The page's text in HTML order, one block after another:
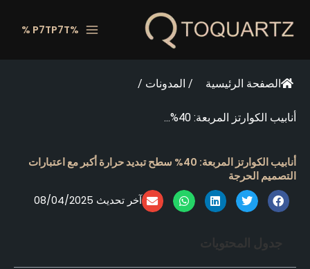
المحتوى
%P7TP7T %
الصفحة الرئيسية / المدونات /
أنابيب الكوارتز المربعة: 40%...
أنابيب الكوارتز المربعة: 40% سطح تبديد حرارة أكبر مع اعتبارات
التصميم الحرجة
آخر تحديث 08/04/2025